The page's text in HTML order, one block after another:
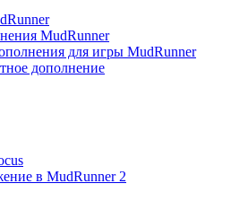
MudRunner
для игры MudRunner
дополнение
в MudRunner 2